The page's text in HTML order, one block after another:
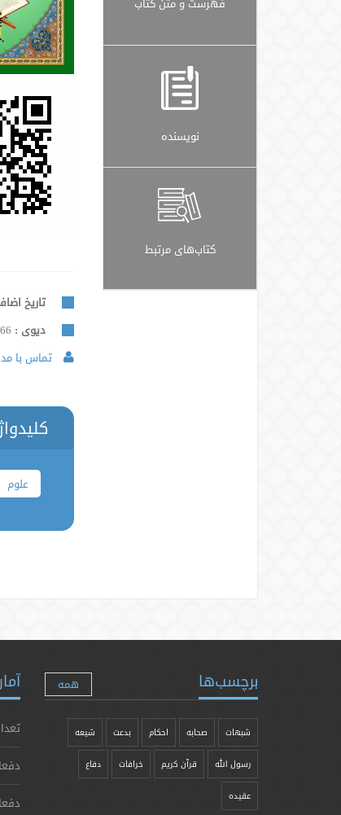
نویسنده
کتاب‌های مرتبط
تاریخ
دیوی :
تماس با
علوم
برچسب‌ها همه
شبهات صحابه احکام بدعت شیعه
رسول الله قرآن کریم خرافات دفاع
عقیده